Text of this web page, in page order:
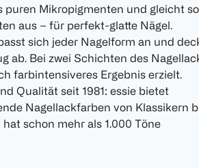
puren Mikropigmenten und gleicht so
aus – für perfekt-glatte Nägel.
sich jeder Nagelform an und
ab. Bei zwei Schichten des
farbintensiveres Ergebnis erzielt.
Qualität seit 1981: essie bietet
Nagellackfarben von Klassikern
schon mehr als 1.000 Töne